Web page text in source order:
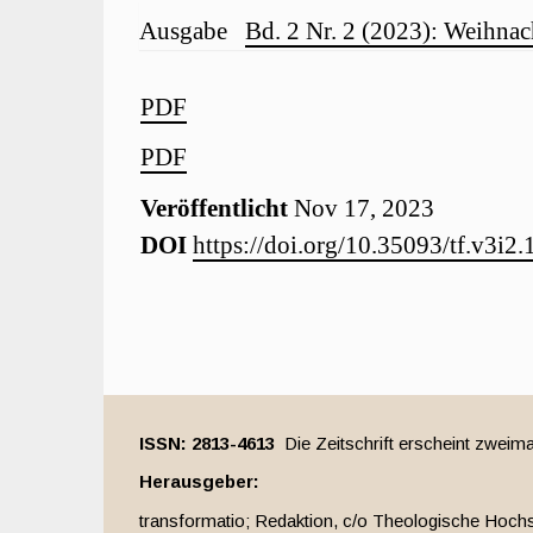
Artikel-
Sidebar
PDF
PDF
Veröffentlicht Nov 17, 2023
DOI https://doi.org/10.35093/
Artikelinhalt
Artikel-
Details
Ausgabe Bd. 2 Nr. 2 (2023):
ISSN: 2813-4613 Die Zeitschrift erscheint
Herausgeber:
transformatio; Redaktion, c/o Theologische